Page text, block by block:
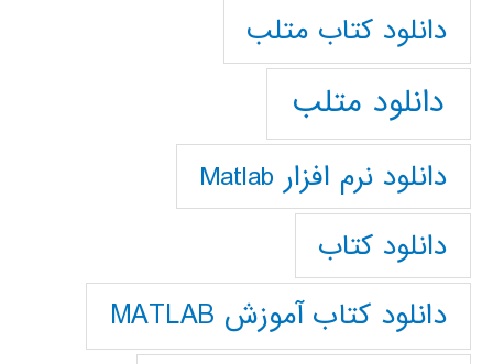
دانلود كتاب متلب
دانلود متلب
دانلود نرم افزار Matlab
دانلود کتاب
دانلود کتاب آموزش MATLAB